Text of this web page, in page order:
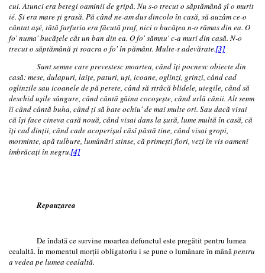
cui. Atunci era betegi oaminii de gripă. Nu s-o trecut o săptămână şî o murit
ié. Şi era mare şi grasă. Pă când ne-am dus dincolo în casă, să auzâm ce-o
cântat aşé, tătă farfuria era făcută praf, nici o bucăţea n-o rămas din ea. O
fo' numa' bucăţele cât un ban din ea. O fo' sămnu' c-a muri din casă. N-o
trecut o săptămână şi soacra o fo' în pământ. Multe-s adevărate.[3]
Sunt semne care prevestesc moartea, când îţi pocnesc obiecte din
casă: mese, dulapuri, laiţe, paturi, uşi, icoane, oglinzi, grinzi, când cad
oglinzile sau icoanele de pă perete, când să strâcă blidele, uiegile, când să
deschid uşile sângure, când cântă găina cocoşeşte, când urlă cânii. Alt semn
îi când cântă buha, când ţi să bate ochiu' de mai multe ori. Sau dacă visai
că îşi face cineva casă nouă, când visai dans la şură, lume multă în casă, că
îţi cad dinţii, când cade acoperişul căsî păstă tine, când visai gropi,
morminte, apă tulbure, lumânări stinse, că primeşti flori, vezi în vis oameni
îmbrăcaţi în negru.[4]
Repauzarea
De îndată ce survine moartea defunctul este pregătit pentru lumea
cealaltă. În momentul morţii obligatoriu i se pune o lumânare în mânăpentru
a vedea pe lumea cealaltă.